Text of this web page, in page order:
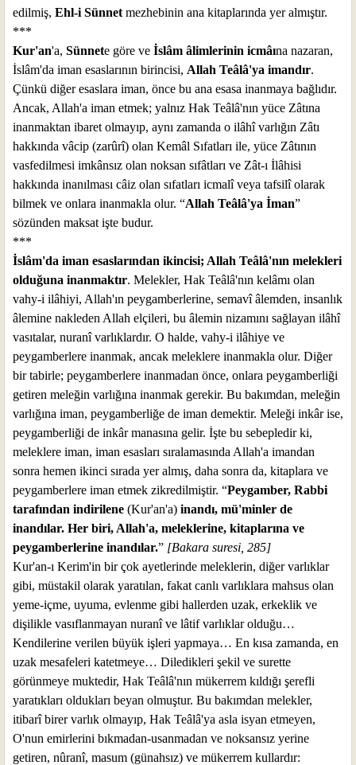
edilmiş, Ehl-i Sünnet mezhebinin ana kitaplarında yer almıştır.
***
Kur'an'a, Sünnete göre ve İslâm âlimlerinin icmâına nazaran,
İslâm'da iman esaslarının birincisi, Allah Teâlâ'ya imandır.
Çünkü diğer esaslara iman, önce bu ana esasa inanmaya bağlıdır.
Ancak, Allah'a iman etmek; yalnız Hak Teâlâ'nın yüce Zâtına
inanmaktan ibaret olmayıp, aynı zamanda o ilâhî varlığın Zâtı
hakkında vâcip (zarûrî) olan Kemâl Sıfatları ile, yüce Zâtının
vasfedilmesi imkânsız olan noksan sıfâtları ve Zât-ı İlâhisi
hakkında inanılması câiz olan sıfatları icmalî veya tafsilî olarak
bilmek ve onlara inanmakla olur. “Allah Teâlâ'ya İman”
sözünden maksat işte budur.
***
İslâm'da iman esaslarından ikincisi; Allah Teâlâ'nın melekleri
olduğuna inanmaktır. Melekler, Hak Teâlâ'nın kelâmı olan
vahy-i ilâhiyi, Allah'ın peygamberlerine, semavî âlemden, insanlık
âlemine nakleden Allah elçileri, bu âlemin nizamını sağlayan ilâhî
vasıtalar, nuranî varlıklardır. O halde, vahy-i ilâhiye ve
peygamberlere inanmak, ancak meleklere inanmakla olur. Diğer
bir tabirle; peygamberlere inanmadan önce, onlara peygamberliği
getiren meleğin varlığına inanmak gerekir. Bu bakımdan, meleğin
varlığına iman, peygamberliğe de iman demektir. Meleği inkâr ise,
peygamberliği de inkâr manasına gelir. İşte bu sebepledir ki,
meleklere iman, iman esasları sıralamasında Allah'a imandan
sonra hemen ikinci sırada yer almış, daha sonra da, kitaplara ve
peygamberlere iman etmek zikredilmiştir. “Peygamber, Rabbi
tarafından indirilene (Kur'an'a) inandı, mü'minler de
inandılar. Her biri, Allah'a, meleklerine, kitaplarına ve
peygamberlerine inandılar.” [Bakara suresi, 285]
Kur'an-ı Kerim'in bir çok ayetlerinde meleklerin, diğer varlıklar
gibi, müstakil olarak yaratılan, fakat canlı varlıklara mahsus olan
yeme-içme, uyuma, evlenme gibi hallerden uzak, erkeklik ve
dişilikle vasıflanmayan nuranî ve lâtif varlıklar olduğu…
Kendilerine verilen büyük işleri yapmaya… En kısa zamanda, en
uzak mesafeleri katetmeye… Diledikleri şekil ve surette
görünmeye muktedir, Hak Teâlâ'nın mükerrem kıldığı şerefli
yaratıkları oldukları beyan olmuştur. Bu bakımdan melekler,
itibarî birer varlık olmayıp, Hak Teâlâ'ya asla isyan etmeyen,
O'nun emirlerini bıkmadan-usanmadan ve noksansız yerine
getiren, nûranî, masum (günahsız) ve mükerrem kullardır: